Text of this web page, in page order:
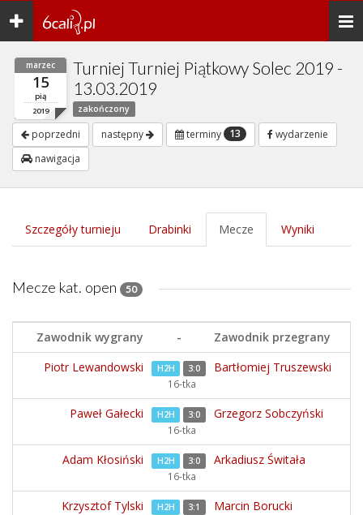
Toggle
navigation
marzec
15
pią
2019
Turniej Turniej Piątkowy Solec 2019 -
13.03.2019
zakończony
poprzedni następny terminy 13
wydarzenie
nawigacja
Szczegóły turnieju Drabinki Mecze Wyniki
Mecze kat. open 50
Zawodnik wygrany -
Zawodnik przegrany
Piotr Lewandowski
H2H 3:0 Bartłomiej Truszewski
16-tka
Paweł Gałecki H2H 3:0 Grzegorz Sobczyński
16-tka
Adam Kłosiński H2H 3:0 Arkadiusz Świtała
16-tka
Krzysztof Tylski H2H 3:1 Marcin Borucki